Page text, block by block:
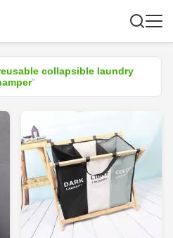
collapsible laundry
"